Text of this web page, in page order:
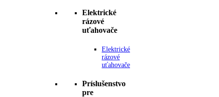
Elektrické
rázové
uťahovače
Elektrické
rázové
uťahovače
Príslušenstvo
pre